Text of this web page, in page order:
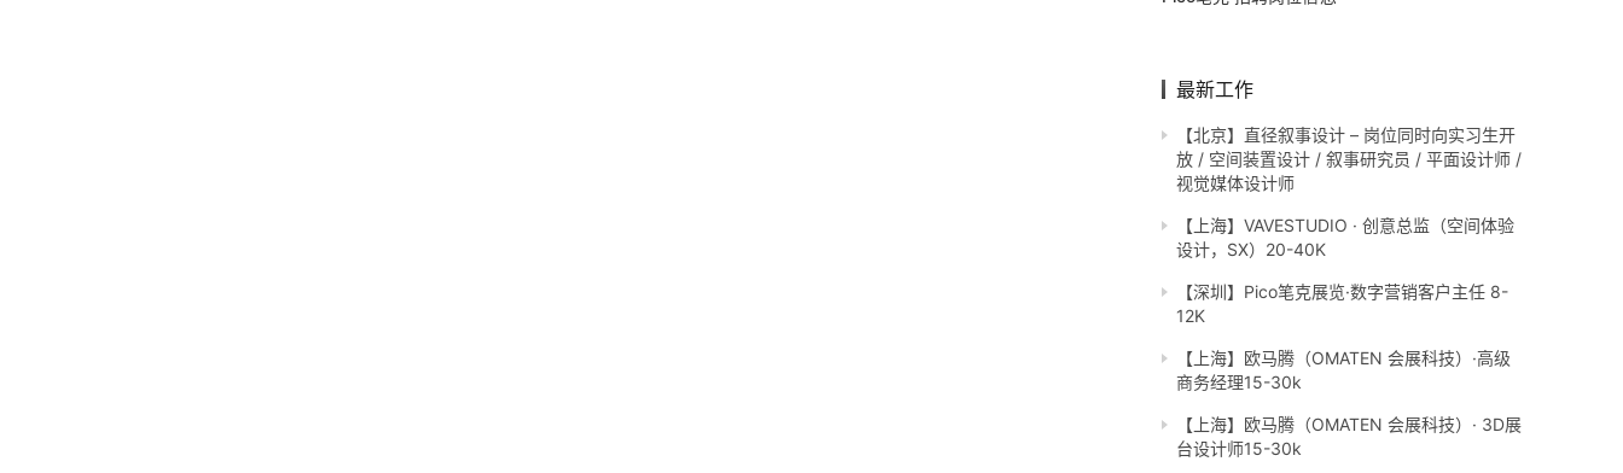
最新工作
【北京】直径叙事设计 – 岗位同时向实习生开
放 / 空间装置设计 / 叙事研究员 / 平面设计师 /
视觉媒体设计师
【上海】VAVESTUDIO · 创意总监（空间体验
设计，SX）20-40K
【深圳】Pico笔克展览·数字营销客户主任 8-
12K
【上海】欧马腾（OMATEN 会展科技）·高级
商务经理15-30k
【上海】欧马腾（OMATEN 会展科技）· 3D展
台设计师15-30k